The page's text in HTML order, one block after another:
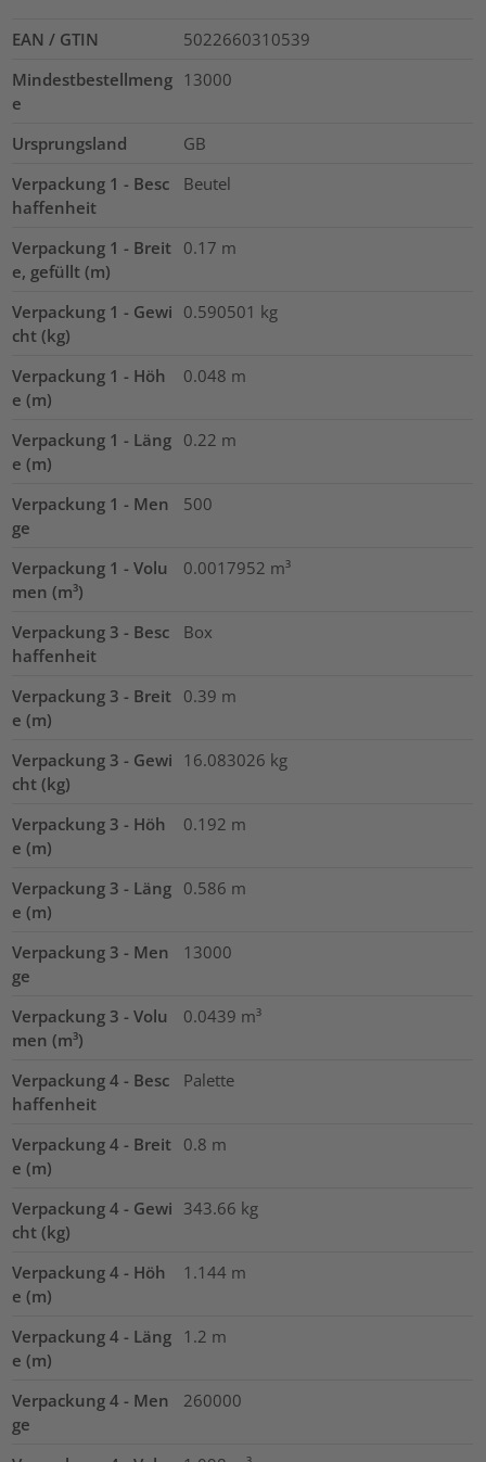
EAN / GTIN
5022660310539
Mindestbestellmeng
e
13000
Ursprungsland
GB
Verpackung 1 - Besc
haffenheit
Beutel
Verpackung 1 - Breit
e, gefüllt (m)
0.17 m
Verpackung 1 - Gewi
cht (kg)
0.590501 kg
Verpackung 1 - Höh
e (m)
0.048 m
Verpackung 1 - Läng
e (m)
0.22 m
Verpackung 1 - Men
ge
500
Verpackung 1 - Volu
men (m³)
0.0017952 m³
Verpackung 3 - Besc
haffenheit
Box
Verpackung 3 - Breit
e (m)
0.39 m
Verpackung 3 - Gewi
cht (kg)
16.083026 kg
Verpackung 3 - Höh
e (m)
0.192 m
Verpackung 3 - Läng
e (m)
0.586 m
Verpackung 3 - Men
ge
13000
Verpackung 3 - Volu
men (m³)
0.0439 m³
Verpackung 4 - Besc
haffenheit
Palette
Verpackung 4 - Breit
e (m)
0.8 m
Verpackung 4 - Gewi
cht (kg)
343.66 kg
Verpackung 4 - Höh
e (m)
1.144 m
Verpackung 4 - Läng
e (m)
1.2 m
Verpackung 4 - Men
ge
260000